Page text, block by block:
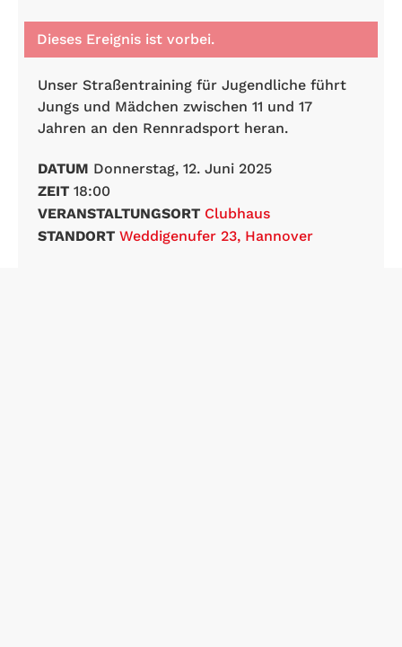
Dieses Ereignis ist vorbei.
Unser Straßentraining für Jugendliche führt
Jungs und Mädchen zwischen 11 und 17
Jahren an den Rennradsport heran.
DATUM Donnerstag, 12. Juni 2025
ZEIT18:00
VERANSTALTUNGSORT Clubhaus
STANDORTWeddigenufer 23, Hannover